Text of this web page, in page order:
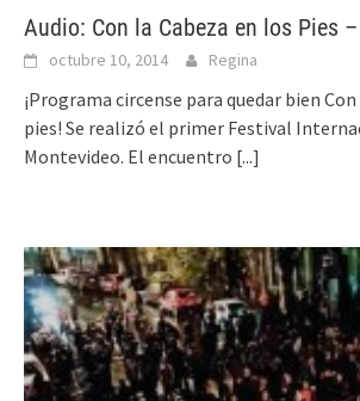
Audio: Con la Cabeza en los Pies
octubre 10, 2014 Regina
¡Programa circense para quedar bien
pies! Se realizó el primer Festival
Montevideo. El encuentro [...]